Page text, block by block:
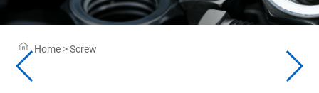
Home >Screw